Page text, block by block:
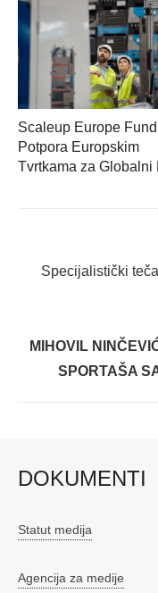
Scaleup Europe
Potpora Europskim
Tvrtkama za Globalni
objava
Previous
Specijalistički
Next
MIHOVIL
SPORTAŠA
DOKUMENTI
Statut medija
Agencija za medije